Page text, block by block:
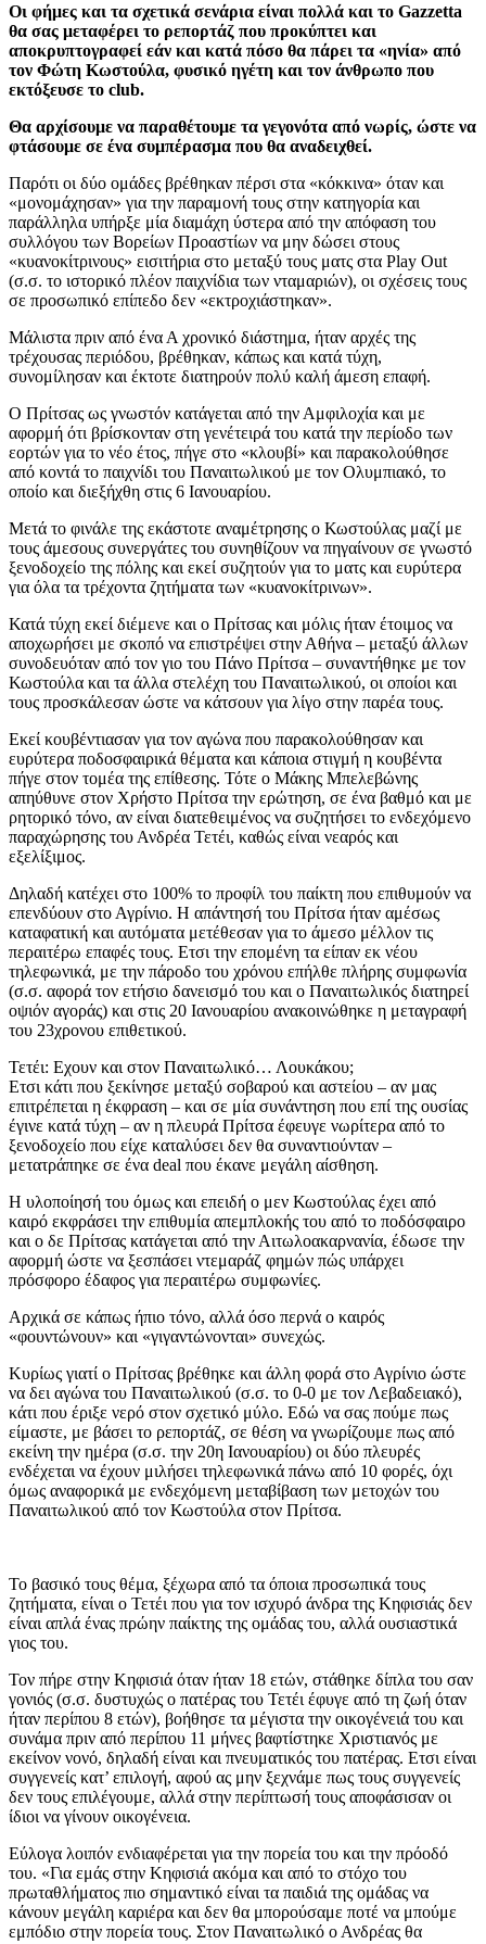
Οι φήμες και τα σχετικά σενάρια είναι πολλά και το Gazzetta
θα σας μεταφέρει το ρεπορτάζ που προκύπτει και
αποκρυπτογραφεί εάν και κατά πόσο θα πάρει τα «ηνία» από
τον Φώτη Κωστούλα, φυσικό ηγέτη και τον άνθρωπο που
εκτόξευσε το club.
Θα αρχίσουμε να παραθέτουμε τα γεγονότα από νωρίς, ώστε να
φτάσουμε σε ένα συμπέρασμα που θα αναδειχθεί.
Παρότι οι δύο ομάδες βρέθηκαν πέρσι στα «κόκκινα» όταν και
«μονομάχησαν» για την παραμονή τους στην κατηγορία και
παράλληλα υπήρξε μία διαμάχη ύστερα από την απόφαση του
συλλόγου των Βορείων Προαστίων να μην δώσει στους
«κυανοκίτρινους» εισιτήρια στο μεταξύ τους ματς στα Play Out
(σ.σ. το ιστορικό πλέον παιχνίδια των νταμαριών), οι σχέσεις τους
σε προσωπικό επίπεδο δεν «εκτροχιάστηκαν».
Μάλιστα πριν από ένα Α χρονικό διάστημα, ήταν αρχές της
τρέχουσας περιόδου, βρέθηκαν, κάπως και κατά τύχη,
συνομίλησαν και έκτοτε διατηρούν πολύ καλή άμεση επαφή.
Ο Πρίτσας ως γνωστόν κατάγεται από την Αμφιλοχία και με
αφορμή ότι βρίσκονταν στη γενέτειρά του κατά την περίοδο των
εορτών για το νέο έτος, πήγε στο «κλουβί» και παρακολούθησε
από κοντά το παιχνίδι του Παναιτωλικού με τον Ολυμπιακό, το
οποίο και διεξήχθη στις 6 Ιανουαρίου.
Μετά το φινάλε της εκάστοτε αναμέτρησης ο Κωστούλας μαζί με
τους άμεσους συνεργάτες του συνηθίζουν να πηγαίνουν σε γνωστό
ξενοδοχείο της πόλης και εκεί συζητούν για το ματς και ευρύτερα
για όλα τα τρέχοντα ζητήματα των «κυανοκίτρινων».
Κατά τύχη εκεί διέμενε και ο Πρίτσας και μόλις ήταν έτοιμος να
αποχωρήσει με σκοπό να επιστρέψει στην Αθήνα – μεταξύ άλλων
συνοδευόταν από τον γιο του Πάνο Πρίτσα – συναντήθηκε με τον
Κωστούλα και τα άλλα στελέχη του Παναιτωλικού, οι οποίοι και
τους προσκάλεσαν ώστε να κάτσουν για λίγο στην παρέα τους.
Εκεί κουβέντιασαν για τον αγώνα που παρακολούθησαν και
ευρύτερα ποδοσφαιρικά θέματα και κάποια στιγμή η κουβέντα
πήγε στον τομέα της επίθεσης. Τότε ο Μάκης Μπελεβώνης
απηύθυνε στον Χρήστο Πρίτσα την ερώτηση, σε ένα βαθμό και με
ρητορικό τόνο, αν είναι διατεθειμένος να συζητήσει το ενδεχόμενο
παραχώρησης του Ανδρέα Τετέι, καθώς είναι νεαρός και
εξελίξιμος.
Δηλαδή κατέχει στο 100% το προφίλ του παίκτη που επιθυμούν να
επενδύουν στο Αγρίνιο. Η απάντησή του Πρίτσα ήταν αμέσως
καταφατική και αυτόματα μετέθεσαν για το άμεσο μέλλον τις
περαιτέρω επαφές τους. Ετσι την επομένη τα είπαν εκ νέου
τηλεφωνικά, με την πάροδο του χρόνου επήλθε πλήρης συμφωνία
(σ.σ. αφορά τον ετήσιο δανεισμό του και ο Παναιτωλικός διατηρεί
οψιόν αγοράς) και στις 20 Ιανουαρίου ανακοινώθηκε η μεταγραφή
του 23χρονου επιθετικού.
Τετέι: Εχουν και στον Παναιτωλικό… Λουκάκου;
Ετσι κάτι που ξεκίνησε μεταξύ σοβαρού και αστείου – αν μας
επιτρέπεται η έκφραση – και σε μία συνάντηση που επί της ουσίας
έγινε κατά τύχη – αν η πλευρά Πρίτσα έφευγε νωρίτερα από το
ξενοδοχείο που είχε καταλύσει δεν θα συναντιούνταν –
μετατράπηκε σε ένα deal που έκανε μεγάλη αίσθηση.
Η υλοποίησή του όμως και επειδή ο μεν Κωστούλας έχει από
καιρό εκφράσει την επιθυμία απεμπλοκής του από το ποδόσφαιρο
και ο δε Πρίτσας κατάγεται από την Αιτωλοακαρνανία, έδωσε την
αφορμή ώστε να ξεσπάσει ντεμαράζ φημών πώς υπάρχει
πρόσφορο έδαφος για περαιτέρω συμφωνίες.
Αρχικά σε κάπως ήπιο τόνο, αλλά όσο περνά ο καιρός
«φουντώνουν» και «γιγαντώνονται» συνεχώς.
Κυρίως γιατί ο Πρίτσας βρέθηκε και άλλη φορά στο Αγρίνιο ώστε
να δει αγώνα του Παναιτωλικού (σ.σ. το 0-0 με τον Λεβαδειακό),
κάτι που έριξε νερό στον σχετικό μύλο. Εδώ να σας πούμε πως
είμαστε, με βάσει το ρεπορτάζ, σε θέση να γνωρίζουμε πως από
εκείνη την ημέρα (σ.σ. την 20η Ιανουαρίου) οι δύο πλευρές
ενδέχεται να έχουν μιλήσει τηλεφωνικά πάνω από 10 φορές, όχι
όμως αναφορικά με ενδεχόμενη μεταβίβαση των μετοχών του
Παναιτωλικού από τον Κωστούλα στον Πρίτσα.
Το βασικό τους θέμα, ξέχωρα από τα όποια προσωπικά τους
ζητήματα, είναι ο Τετέι που για τον ισχυρό άνδρα της Κηφισιάς δεν
είναι απλά ένας πρώην παίκτης της ομάδας του, αλλά ουσιαστικά
γιος του.
Τον πήρε στην Κηφισιά όταν ήταν 18 ετών, στάθηκε δίπλα του σαν
γονιός (σ.σ. δυστυχώς ο πατέρας του Τετέι έφυγε από τη ζωή όταν
ήταν περίπου 8 ετών), βοήθησε τα μέγιστα την οικογένειά του και
συνάμα πριν από περίπου 11 μήνες βαφτίστηκε Χριστιανός με
εκείνον νονό, δηλαδή είναι και πνευματικός του πατέρας. Ετσι είναι
συγγενείς κατ’ επιλογή, αφού ας μην ξεχνάμε πως τους συγγενείς
δεν τους επιλέγουμε, αλλά στην περίπτωσή τους αποφάσισαν οι
ίδιοι να γίνουν οικογένεια.
Εύλογα λοιπόν ενδιαφέρεται για την πορεία του και την πρόοδό
του. «Για εμάς στην Κηφισιά ακόμα και από το στόχο του
πρωταθλήματος πιο σημαντικό είναι τα παιδιά της ομάδας να
κάνουν μεγάλη καριέρα και δεν θα μπορούσαμε ποτέ να μπούμε
εμπόδιο στην πορεία τους. Στον Παναιτωλικό ο Ανδρέας θα